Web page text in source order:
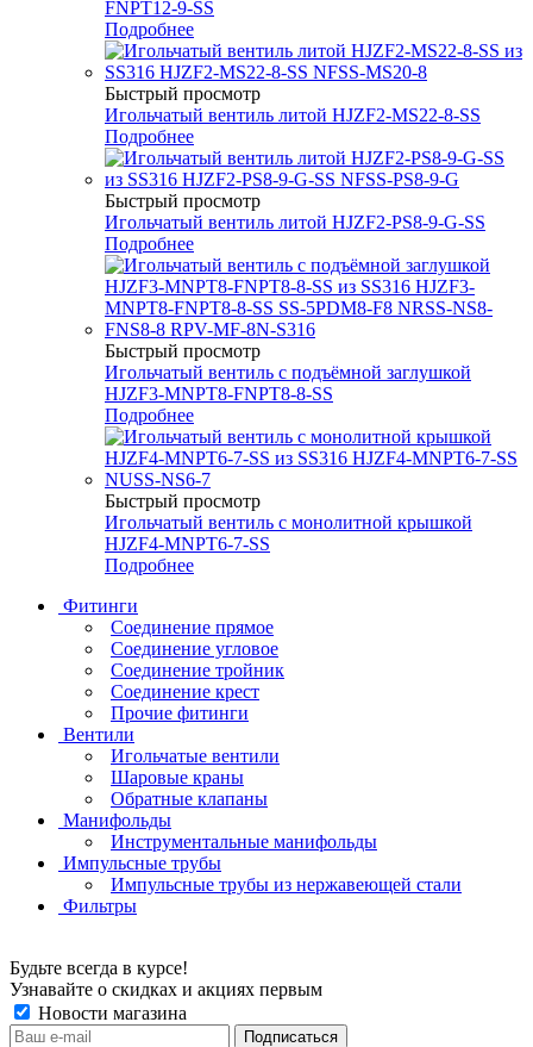
FNPT12-9-SS
Подробнее
Быстрый просмотр
Игольчатый вентиль литой HJZF2-MS22-8-SS
Подробнее
Быстрый просмотр
Игольчатый вентиль литой HJZF2-PS8-9-G-SS
Подробнее
Быстрый просмотр
Игольчатый вентиль с подъёмной заглушкой
HJZF3-MNPT8-FNPT8-8-SS
Подробнее
Быстрый просмотр
Игольчатый вентиль с монолитной крышкой
HJZF4-MNPT6-7-SS
Подробнее
Фитинги
Соединение прямое
Соединение угловое
Соединение тройник
Соединение крест
Прочие фитинги
Вентили
Игольчатые вентили
Шаровые краны
Обратные клапаны
Манифольды
Инструментальные манифольды
Импульсные трубы
Импульсные трубы из нержавеющей стали
Фильтры
Будьте всегда в курсе!
Узнавайте о скидках и акциях первым
Новости магазина